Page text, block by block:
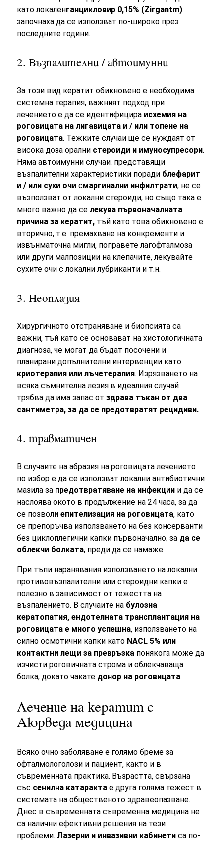
като локаленганцикловир 0,15% (Zirgantm)
започнаха да се използват по-широко през
последните години.
2. Възпалителни / автоимунни
За този вид кератит обикновено е необходима
системна терапия, важният подход при
лечението е да се идентифицира исхемия на
роговицата на лигавицата и / или топене на
роговицата. Тежките случаи ще се нуждаят от
висока доза орални стероиди и имуносупресори.
Няма автоимунни случаи, представящи
възпалителни характеристики поради блефарит
и / или сухи очи смаргинални инфилтрати, не се
възползват от локални стероиди, но също така е
много важно да селекува първоначалната
причина за кератит, тъй като това обикновено е
вторично, т.е. премахване на конкременти и
извънматочна мигли, поправете лагофталмоза
или други малпозиции на клепачите, лекувайте
сухите очи с локални лубриканти и т.н.
3. Неоплазия
Хирургичното отстраняване и биопсията са
важни, тъй като се основават на хистологичната
диагноза, че могат да бъдат посочени и
планирани допълнителни интервенции като
криотерапия или лъчетерапия. Изрязването на
всяка съмнителна лезия в идеалния случай
трябва да има запас отздрава тъкан от два
сантиметра, за да се предотвратят рецидиви.
4. травматичен
В случаите на абразия на роговицата лечението
по избор е да се използват локални антибиотични
мазила за предотвратяване на инфекции и да се
наслоява окото в продължение на 24 часа, за да
се позволиепителизация на роговицата, като
се препоръчва използването на без консерванти
без циклоплегични капки първоначално, за да се
облекчи болката, преди да се намаже.
При тъпи наранявания използването на локални
противовъзпалителни или стероидни капки е
полезно в зависимост от тежестта на
възпалението. В случаите на булозна
кератопатия, ендотелната трансплантация на
роговицата е много успешна, използването на
силно осмотични капки като NACL 5% или
контактни лещи за превръзка понякога може да
изчисти роговичната строма и облекчаваща
болка, докато чакате донор на роговицата.
Лечение на кератит с
Аюрведа медицина
Всяко очно заболяване е голямо бреме за
офталмологолози и пациент, както и в
съвременната практика. Възрастта, свързана
със сенилна катаракта е друга голяма тежест в
системата на общественото здравеопазване.
Днес в съвременната съвременна медицина не
са налични ефективни решения на тези
проблеми. Лазерни и инвазивни кабинети са по-